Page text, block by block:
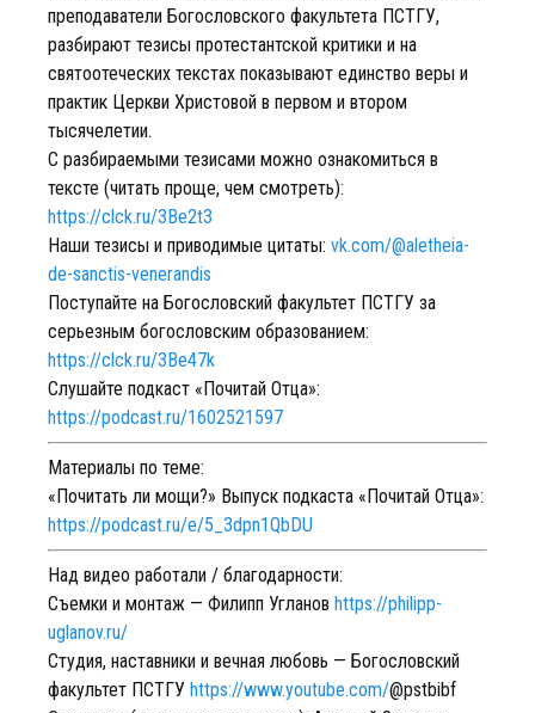
преподаватели Богословского факультета ПСТГУ,
разбирают тезисы протестантской критики и на
святоотеческих текстах показывают единство веры и
практик Церкви Христовой в первом и втором
тысячелетии.
С разбираемыми тезисами можно ознакомиться в
тексте (читать проще, чем смотреть):
https://clck.ru/3Be2t3
Наши тезисы и приводимые цитаты: vk.com/@aletheia-
de-sanctis-venerandis
Поступайте на Богословский факультет ПСТГУ за
серьезным богословским образованием:
https://clck.ru/3Be47k
Слушайте подкаст «Почитай Отца»:
https://podcast.ru/1602521597
Материалы по теме:
«Почитать ли мощи?» Выпуск подкаста «Почитай Отца»:
https://podcast.ru/e/5_3dpn1QbDU
Над видео работали / благодарности:
Съемки и монтаж — Филипп Угланов https://philipp-
uglanov.ru/
Студия, наставники и вечная любовь — Богословский
факультет ПСТГУ https://www.youtube.com/@pstbibf